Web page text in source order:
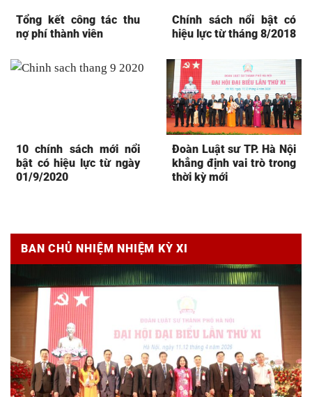
Tổng kết công tác thu
nợ phí thành viên
Chính sách nổi bật có
hiệu lực từ tháng 8/2018
10 chính sách mới nổi
bật có hiệu lực từ ngày
01/9/2020
Đoàn Luật sư TP. Hà Nội
khẳng định vai trò trong
thời kỳ mới
BAN CHỦ NHIỆM NHIỆM KỲ XI